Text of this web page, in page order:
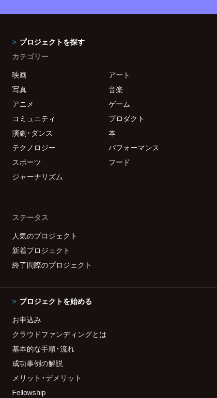
プロジェクトを探す
カテゴリー
映画
アート
写真
音楽
アニメ
ゲーム
コミュニティ
プロダクト
演劇・ダンス
本
テクノロジー
パフォーマンス
スポーツ
フード
ジャーナリズム
ステータス
人気のプロジェクト
新着プロジェクト
終了間際のプロジェクト
プロジェクトを始める
お申込み
クラウドファンディングとは
基本的な手順・流れ
成功事例の解説
メリット・デメリット
Fellowship